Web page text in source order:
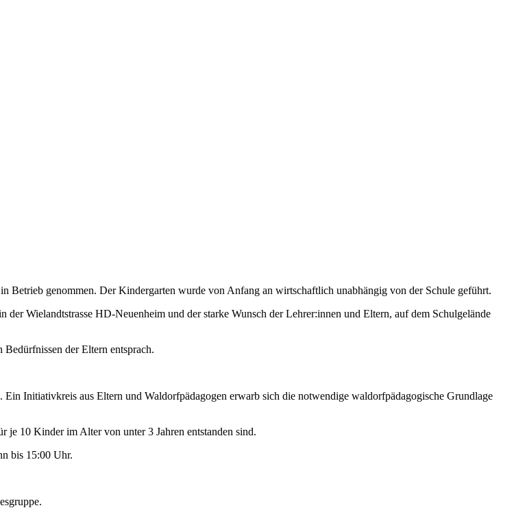
Betrieb genommen. Der Kindergarten wurde von Anfang an wirtschaftlich unabhängig von der Schule geführt.
Wielandtstrasse HD-Neuenheim und der starke Wunsch der Lehrer:innen und Eltern, auf dem Schulgelände
Bedürfnissen der Eltern entsprach.
Initiativkreis aus Eltern und Waldorfpädagogen erwarb sich die notwendige waldorfpädagogische Grundlage
je 10 Kinder im Alter von unter 3 Jahren entstanden sind.
bis 15:00 Uhr.